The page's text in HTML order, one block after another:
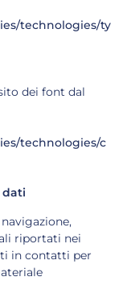
technologies/ty
dei font dal
technologies/c
dati
riportati nei
in contatti per